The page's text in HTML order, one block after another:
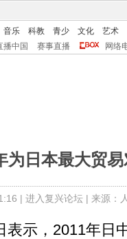
音乐 科教 青少 文化
艺术
播中国 赛事直播 网络
为日本最大贸
| 进入复兴论坛| 来源：
示，2011年日